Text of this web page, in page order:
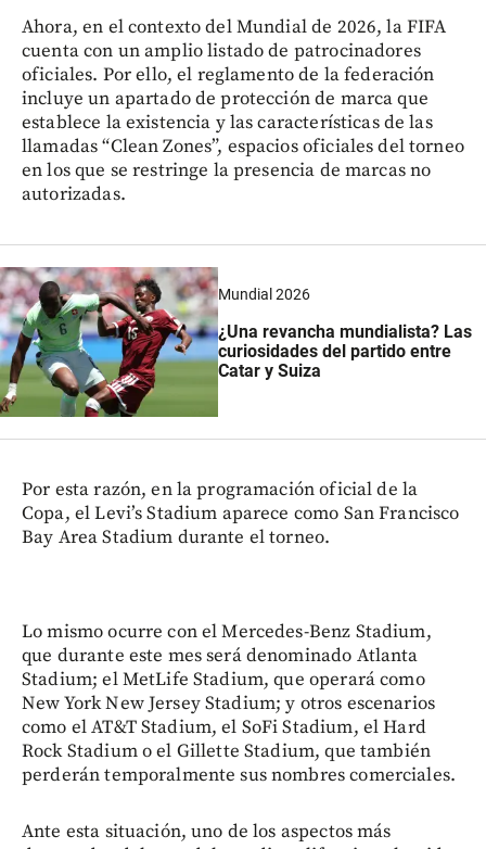
Ahora, en el contexto del Mundial de 2026, la FIFA
cuenta con un amplio listado de patrocinadores
oficiales. Por ello, el reglamento de la federación
incluye un apartado de protección de marca que
establece la existencia y las características de las
llamadas “Clean Zones”, espacios oficiales del torneo
en los que se restringe la presencia de marcas no
autorizadas.
Mundial 2026
¿Una revancha mundialista? Las
curiosidades del partido entre
Catar y Suiza
Por esta razón, en la programación oficial de la
Copa, el Levi’s Stadium aparece como San Francisco
Bay Area Stadium durante el torneo.
Lo mismo ocurre con el Mercedes-Benz Stadium,
que durante este mes será denominado Atlanta
Stadium; el MetLife Stadium, que operará como
New York New Jersey Stadium; y otros escenarios
como el AT&T Stadium, el SoFi Stadium, el Hard
Rock Stadium o el Gillette Stadium, que también
perderán temporalmente sus nombres comerciales.
Ante esta situación, uno de los aspectos más